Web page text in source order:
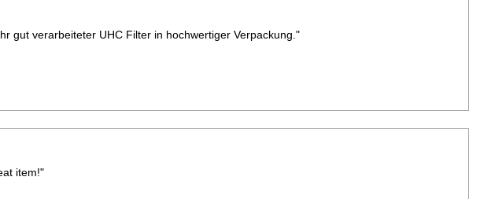
gut verarbeiteter UHC Filter in hochwertiger Verpackung."
item!"